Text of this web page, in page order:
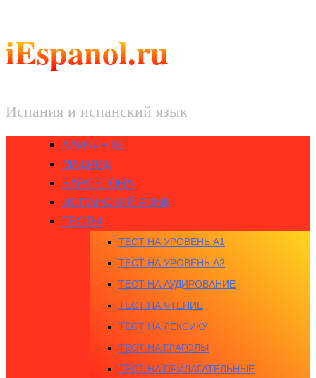
iEspanol.ru
Испания и испанский язык
АЛИКАНТЕ
МАДРИД
БАРСЕЛОНА
ИСПАНСКИЙ ЯЗЫК
ТЕСТЫ
ТЕСТ НА УРОВЕНЬ A1
ТЕСТ НА УРОВЕНЬ A2
ТЕСТ НА АУДИРОВАНИЕ
ТЕСТ НА ЧТЕНИЕ
ТЕСТ НА ЛЕКСИКУ
ТЕСТ НА ГЛАГОЛЫ
ТЕСТ НА ПРИЛАГАТЕЛЬНЫЕ